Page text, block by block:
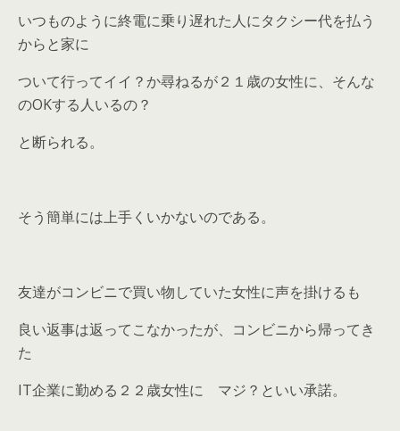
いつものように終電に乗り遅れた人にタクシー代を払う
からと家に
ついて行ってイイ？か尋ねるが２１歳の女性に、そんな
のOKする人いるの？
と断られる。
そう簡単には上手くいかないのである。
友達がコンビニで買い物していた女性に声を掛けるも
良い返事は返ってこなかったが、コンビニから帰ってき
た
IT企業に勤める２２歳女性に マジ？といい承諾。